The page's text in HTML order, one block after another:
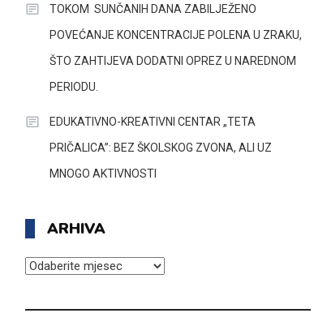
TOKOM SUNČANIH DANA ZABILJEŽENO
POVEĆANJE KONCENTRACIJE POLENA U ZRAKU,
ŠTO ZAHTIJEVA DODATNI OPREZ U NAREDNOM
PERIODU.
EDUKATIVNO-KREATIVNI CENTAR „TETA
PRIČALICA”: BEZ ŠKOLSKOG ZVONA, ALI UZ
MNOGO AKTIVNOSTI
ARHIVA
ARHIVA